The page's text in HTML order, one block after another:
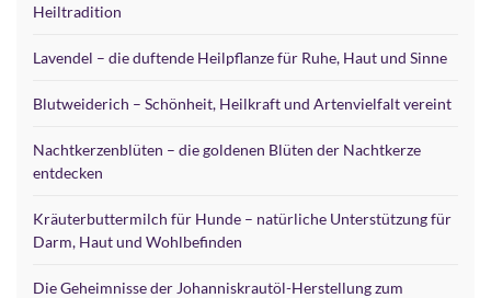
Heiltradition
Lavendel – die duftende Heilpflanze für Ruhe, Haut und Sinne
Blutweiderich – Schönheit, Heilkraft und Artenvielfalt vereint
Nachtkerzenblüten – die goldenen Blüten der Nachtkerze
entdecken
Kräuterbuttermilch für Hunde – natürliche Unterstützung für
Darm, Haut und Wohlbefinden
Die Geheimnisse der Johanniskrautöl-Herstellung zum